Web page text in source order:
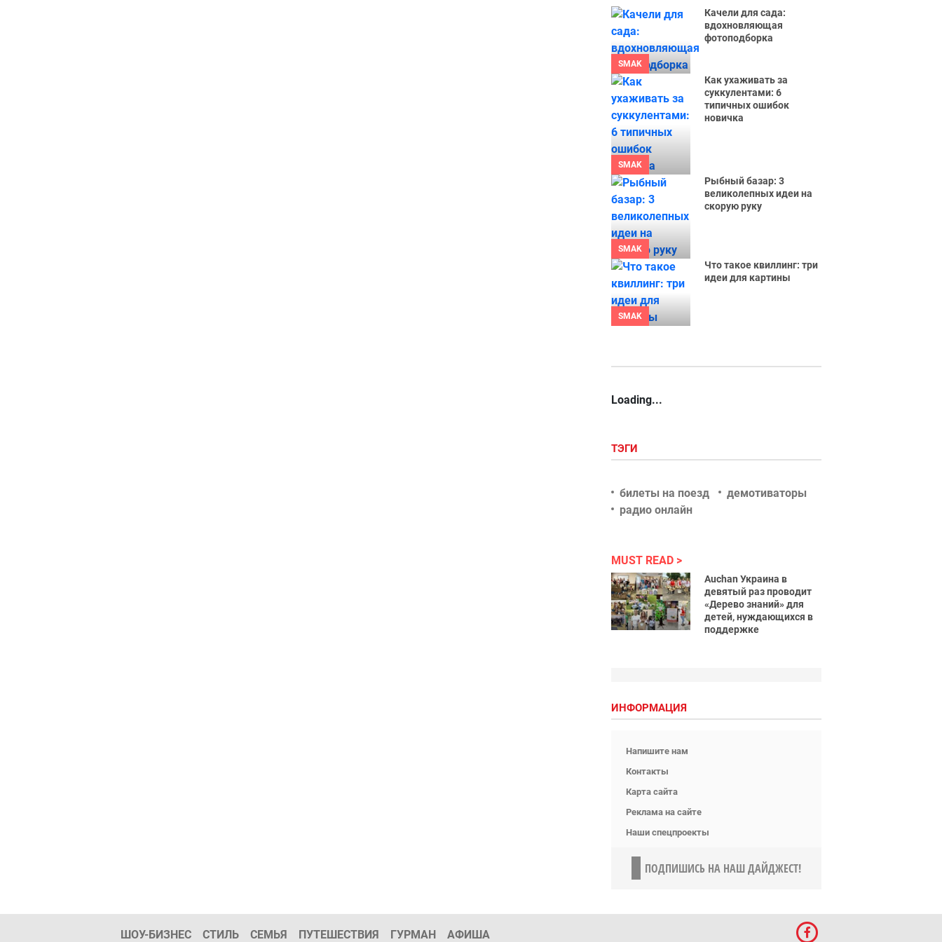
SMAK
Качели для сада:
вдохновляющая
фотоподборка
SMAK
Как ухаживать за
суккулентами: 6
типичных ошибок
новичка
SMAK
Рыбный базар: 3
великолепных идеи на
скорую руку
SMAK
Что такое квиллинг: три
идеи для картины
Loading...
ТЭГИ
билеты на поезд
демотиваторы
радио онлайн
MUST READ
Auchan Украина в
девятый раз проводит
«Дерево знаний» для
детей, нуждающихся в
поддержке
ИНФОРМАЦИЯ
Напишите нам
Контакты
Карта сайта
Реклама на сайте
Наши спецпроекты
ПОДПИШИСЬ НА НАШ ДАЙДЖЕСТ!
ШОУ-БИЗНЕС СТИЛЬ СЕМЬЯ ПУТЕШЕСТВИЯ ГУРМАН АФИША